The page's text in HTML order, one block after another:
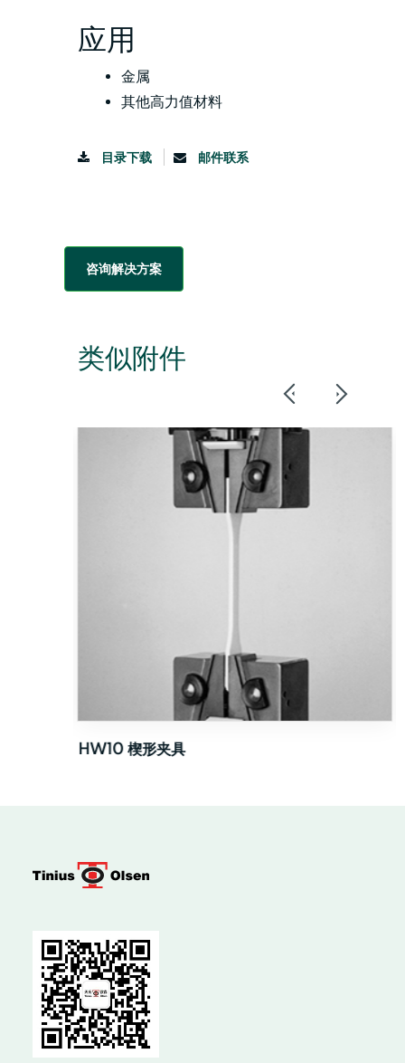
应用
金属
其他高力值材料
目录下载 邮件联系
咨询解决方案
类似附件
HW10 楔形夹具